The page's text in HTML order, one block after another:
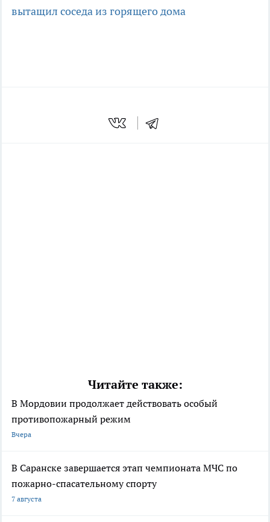
вытащил соседа из горящего дома
Читайте также:
В Мордовии продолжает действовать особый
противопожарный режим
Вчера
В Саранске завершается этап чемпионата МЧС по
пожарно-спасательному спорту
7 августа